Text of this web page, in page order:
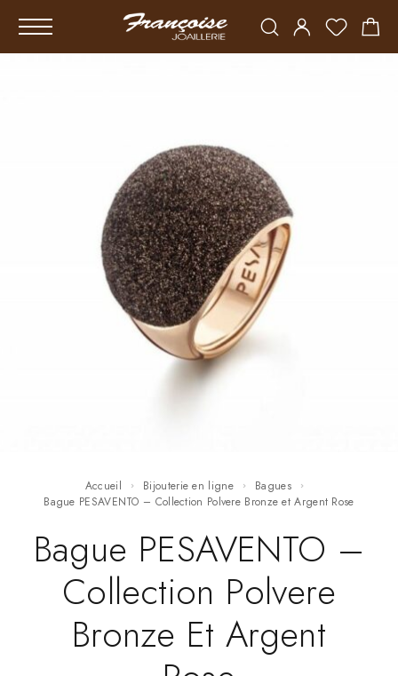
Accueil Bijouterie en ligne
Bagues
Bague PESAVENTO – Collection Polvere Bronze et Argent Rose
Bague PESAVENTO –
Collection Polvere
Bronze Et Argent